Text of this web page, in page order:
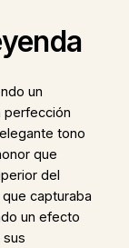
un
perfección
tono
que
del
que capturaba
un efecto
sus